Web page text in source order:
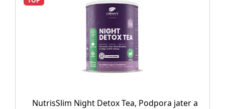
NutrisSlim Night Detox Tea, Podpora jater a